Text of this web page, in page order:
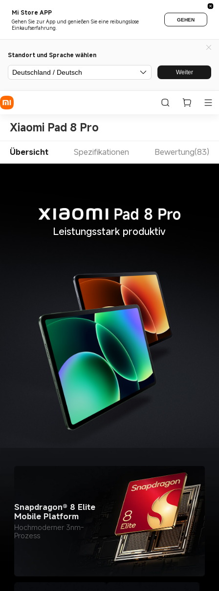
Mi Store APP
Gehen Sie zur App und genießen Sie eine reibungslose
Einkaufserfahrung.
GEHEN
Standort und Sprache wählen
Deutschland / Deutsch Weiter
Xiaomi Pad 8 Pro
Übersicht Spezifikationen Bewertung(83)
Leistungsstark produktiv
Snapdragon® 8 Elite
Mobile Platform
Hochmoderner 3nm-
Prozess